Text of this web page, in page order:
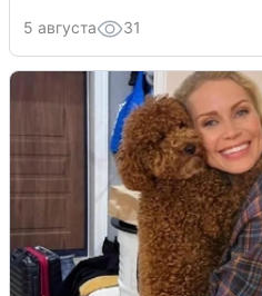
5 августа 31